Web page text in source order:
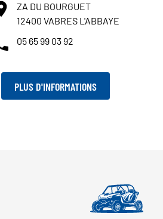
ZA DU BOURGUET
12400 VABRES L'ABBAYE
05 65 99 03 92
PLUS D'INFORMATIONS